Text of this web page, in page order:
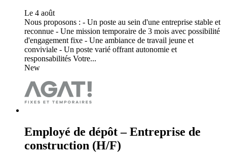
Le 4 août
Nous proposons : - Un poste au sein d'une entreprise stable et
reconnue - Une mission temporaire de 3 mois avec possibilité
d'engagement fixe - Une ambiance de travail jeune et
conviviale - Un poste varié offrant autonomie et
responsabilités Votre...
New
Employé de dépôt – Entreprise de
construction (H/F)